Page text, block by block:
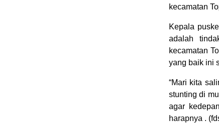
kecamatan
Kepala
adalah
kecamatan
yang baik ini
“Mari kita
stunting di
agar
harapnya .